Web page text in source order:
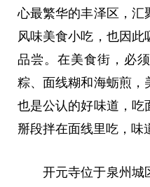
心最繁华的丰泽区，汇
风味美食小吃，也因
品尝。在美食街，必
粽、面线糊和海蛎煎，
也是公认的好味道，吃
掰段拌在面线里吃，味
开元寺位于泉州城